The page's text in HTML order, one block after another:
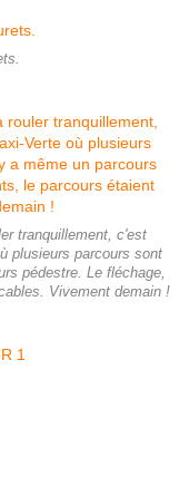
tranquillement, c'est
plusieurs parcours sont
pédestre. Le fléchage,
Vivement demain !